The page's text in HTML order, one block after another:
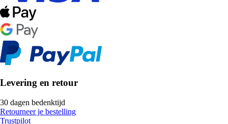
Levering en retour
30 dagen bedenktijd
Retourneer je bestelling
Trustpilot